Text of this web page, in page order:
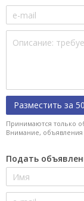
Разместить за
Принимаются только
Внимание,
Подать